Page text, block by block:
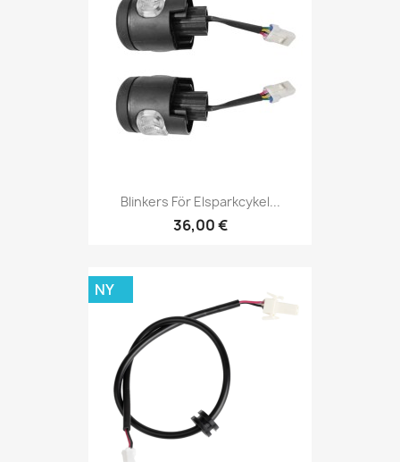
Blinkers För Elsparkcykel...
36,00 €
NY